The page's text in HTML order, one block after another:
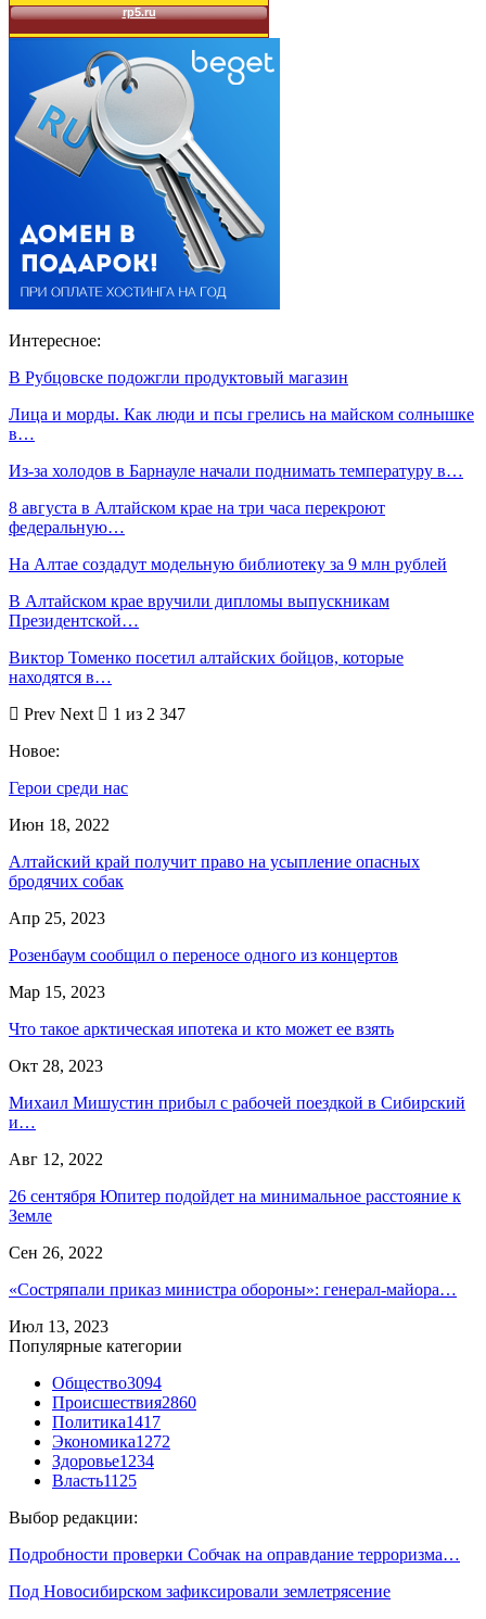
Интересное:
В Рубцовске подожгли продуктовый магазин
Лица и морды. Как люди и псы грелись на майском солнышке
в…
Из-за холодов в Барнауле начали поднимать температуру в…
8 августа в Алтайском крае на три часа перекроют
федеральную…
На Алтае создадут модельную библиотеку за 9 млн рублей
В Алтайском крае вручили дипломы выпускникам
Президентской…
Виктор Томенко посетил алтайских бойцов, которые
находятся в…
Prev Next
1 из 2 347
Новое:
Герои среди нас
Июн 18, 2022
Алтайский край получит право на усыпление опасных
бродячих собак
Апр 25, 2023
Розенбаум сообщил о переносе одного из концертов
Мар 15, 2023
Что такое арктическая ипотека и кто может ее взять
Окт 28, 2023
Михаил Мишустин прибыл с рабочей поездкой в Сибирский
и…
Авг 12, 2022
26 сентября Юпитер подойдет на минимальное расстояние к
Земле
Сен 26, 2022
«Состряпали приказ министра обороны»: генерал-майора…
Июл 13, 2023
Популярные категории
Общество3094
Происшествия2860
Политика1417
Экономика1272
Здоровье1234
Власть1125
Выбор редакции:
Подробности проверки Собчак на оправдание терроризма…
Под Новосибирском зафиксировали землетрясение